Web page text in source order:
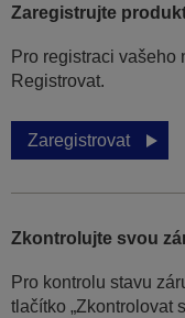
Zaregistrujte
Pro registraci vašeho
Registrovat.
Zaregistrovat
Zkontrolujte svou
Pro kontrolu stavu
tlačítko „Zkontrolovat